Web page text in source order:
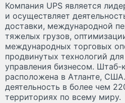
Компания UPS является
и осуществляет
доставки, международной
тяжелых грузов,
международных торговых
продвинутых технологий
управления бизнесом. Штаб-
расположена в Атланте,
деятельность в более чем
территориях по всему миру.